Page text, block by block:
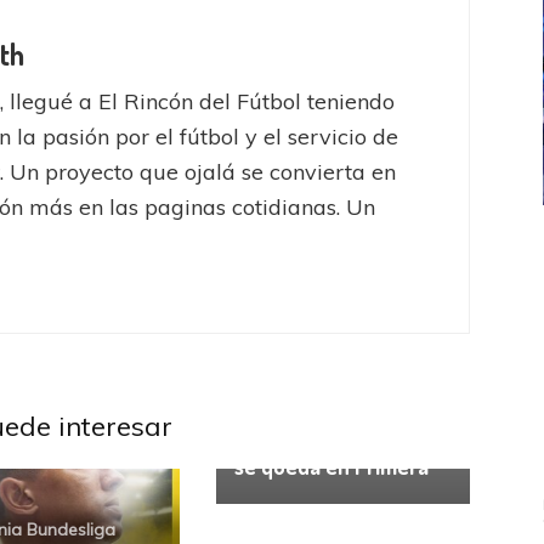
llegué a El Rincón del Fútbol teniendo
la pasión por el fútbol y el servicio de
Un proyecto que ojalá se convierta en
más en las paginas cotidianas. Un
interesar
Bundesliga
se queda en Primera